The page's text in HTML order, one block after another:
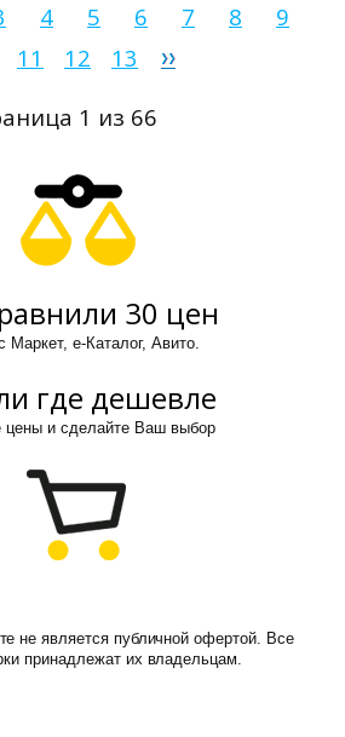
4 5 6 7 8
9
11 12
13
1 из 66
30 цен
Маркет, е-Каталог, Авито.
где дешевле
цены и сделайте Ваш выбор
не является публичной офертой. Все
принадлежат их владельцам.